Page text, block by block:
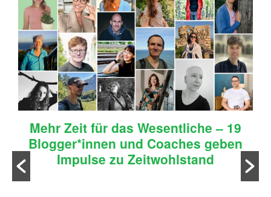
Mehr Zeit für das Wesentliche – 19
Blogger*innen und Coaches geben
Impulse zu Zeitwohlstand